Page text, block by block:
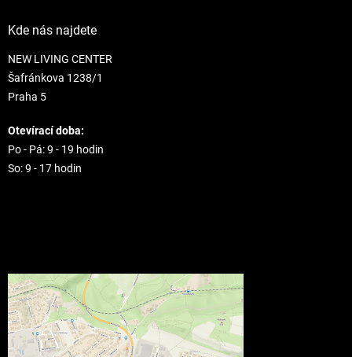
Kde nás najdete
NEW LIVING CENTER
Šafránkova 1238/1
Praha 5
Otevírací doba:
Po - Pá: 9 - 19 hodin
So: 9 - 17 hodin